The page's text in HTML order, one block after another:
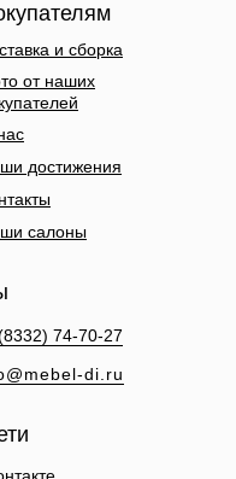
74-70-27
di.ru
и сборка
от наших
салоны
достижения